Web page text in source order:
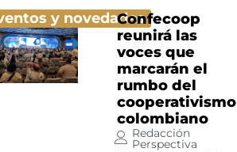
y novedadesConfecoop
reunirá las
voces que
marcarán el
rumbo del
cooperativismo
colombiano
Redacción
Perspectiva